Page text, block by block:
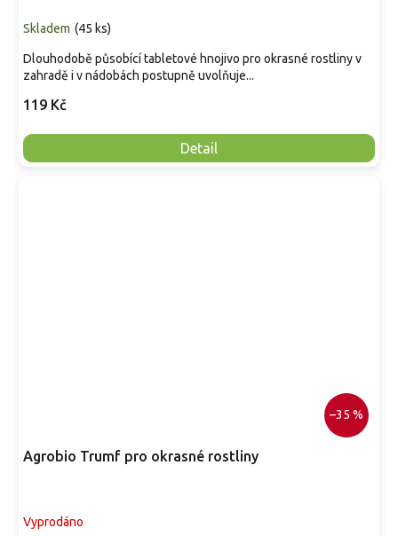
Skladem (45 ks)
119 Kč
Detail
Dlouhodobě působící tabletové hnojivo pro okrasné rostliny v
zahradě i v nádobách postupně uvolňuje...
–35 %
Agrobio Trumf pro okrasné rostliny
Vyprodáno